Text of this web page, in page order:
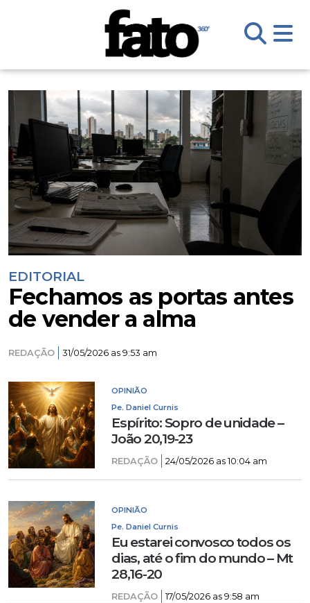
EDITORIAL
Fechamos as portas antes
de vender a alma
REDAÇÃO 31/05/2026 as 9:53 am
OPINIÃO
Pe. Daniel Curnis
Espírito: Sopro de unidade –
João 20,19-23
REDAÇÃO 24/05/2026 as 10:04 am
OPINIÃO
Pe. Daniel Curnis
Eu estarei convosco todos os
dias, até o fim do mundo – Mt
28,16-20
REDAÇÃO 17/05/2026 as 9:58 am